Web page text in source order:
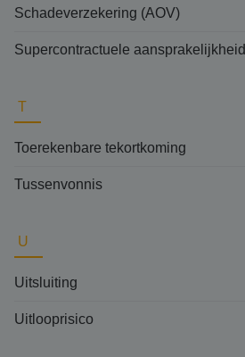
Schadeverzekering (AOV)
Supercontractuele aansprakelijkheid
T
Toerekenbare tekortkoming
Tussenvonnis
U
Uitsluiting
Uitlooprisico